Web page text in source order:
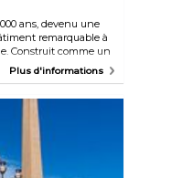
ans, devenu une
remarquable à
Construit comme un
Panthéon est la
la Rome antique. Sa
ouvert, seule
touristes du monde
ce que Michel-
des anges et non
également le
La place devant
Plus d'informations